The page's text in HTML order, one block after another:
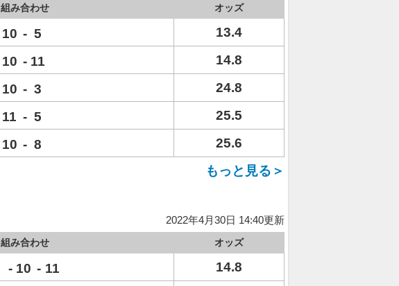
組み合わせ オッズ
10 - 5
13.4
10 - 11
14.8
10 - 3
24.8
11 - 5
25.5
10 - 8
25.6
もっと見る＞
2022年4月30日 14:40更新
組み合わせ オッズ
- 10 - 11
14.8